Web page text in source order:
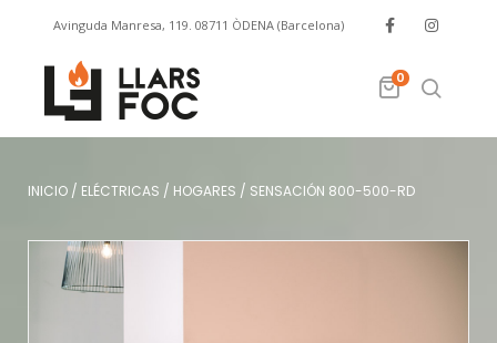
Avinguda Manresa, 119. 08711 ÒDENA (Barcelona)
info@llarsfoc.com 0
INICIO / ELÉCTRICAS / HOGARES / SENSACIÓN 800-500-RD